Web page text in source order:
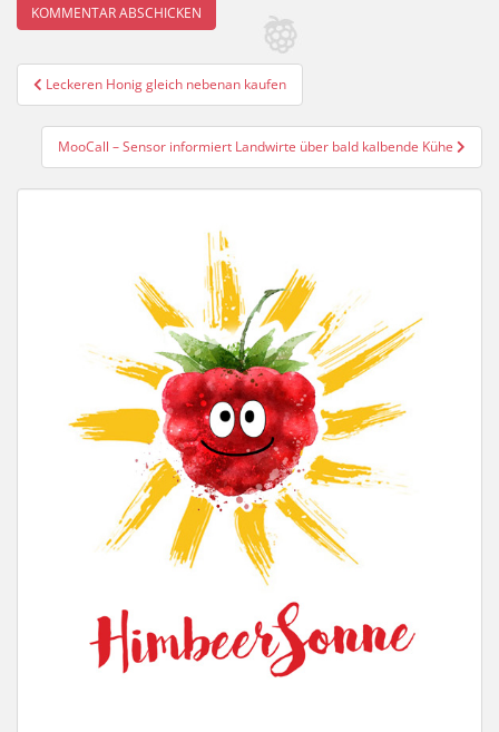
Beitragsnavigation
Leckeren Honig gleich nebenan kaufen
MooCall – Sensor informiert Landwirte über bald kalbende Kühe